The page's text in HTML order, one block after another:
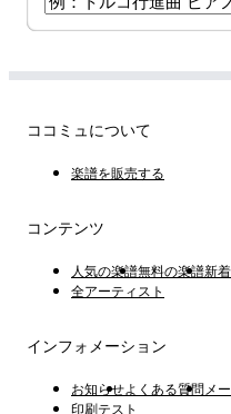
ココミュについて
楽譜を販売する
コンテンツ
人気の楽譜無料の楽譜新
全アーティスト
インフォメーション
お知らせよくある質問 メ
印刷テスト